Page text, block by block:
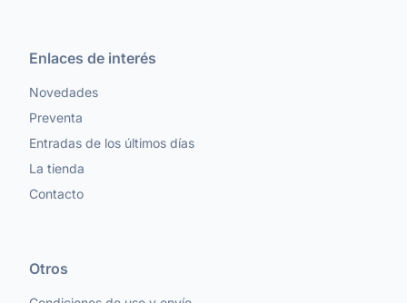
Enlaces de interés
Novedades
Preventa
Entradas de los últimos días
La tienda
Contacto
Otros